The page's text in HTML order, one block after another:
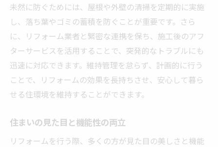
未然に防ぐためには、屋根や外壁の清掃を定期的に実施
し、落ち葉やゴミの蓄積を防ぐことが重要です。さら
に、リフォーム業者と緊密な連携を保ち、施工後のアフ
ターサービスを活用することで、突発的なトラブルにも
迅速に対応できます。維持管理を怠らず、計画的に行う
ことで、リフォームの効果を長持ちさせ、安心して暮ら
せる住環境を維持することができます。
住まいの見た目と機能性の両立
リフォームを行う際、多くの方が見た目の美しさと機能